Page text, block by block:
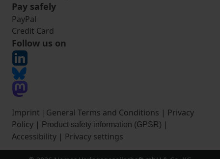
Pay safely
PayPal
Credit Card
Follow us on
Imprint | General Terms and Conditions | Privacy
Policy | Product safety information (GPSR) |
Accessibility | Privacy settings